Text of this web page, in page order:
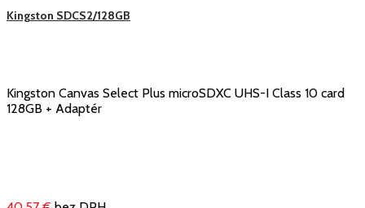
Kingston SDCS2/128GB
Kingston Canvas Select Plus microSDXC UHS-I Class 10 card
128GB + Adaptér